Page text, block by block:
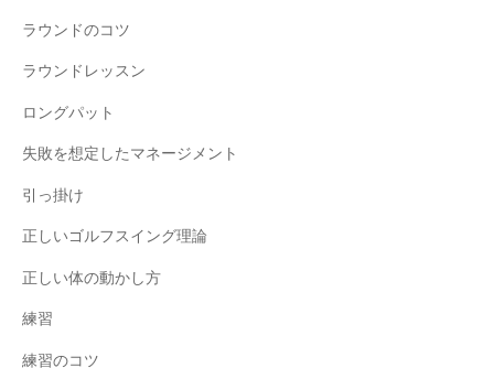
ラウンドのコツ
ラウンドレッスン
ロングパット
失敗を想定したマネージメント
引っ掛け
正しいゴルフスイング理論
正しい体の動かし方
練習
練習のコツ